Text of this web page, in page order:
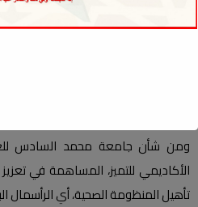
ولكونه يضع المريض في صلب
الدولي محمد السادس للرباط
ومن شأن جامعة محمد السادس
الأكاديمي للتميز، المساهمة في تعزيز
تأهيل المنظومة الصحية، أي الرأسمال